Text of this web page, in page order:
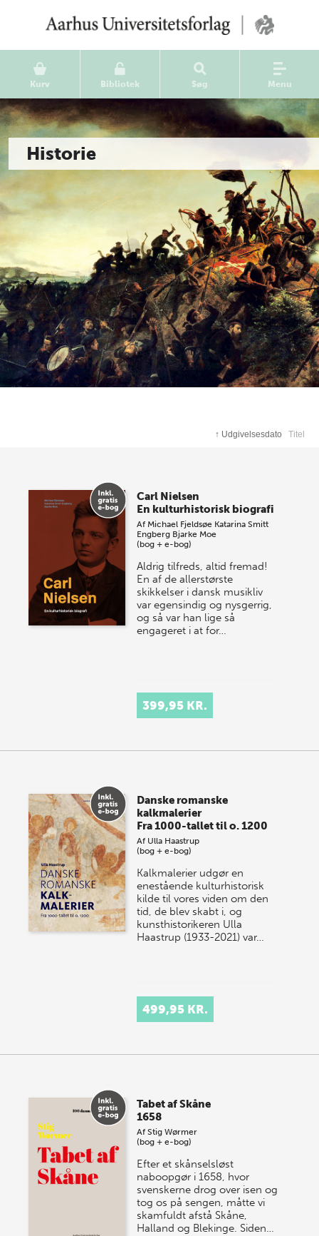
Kurv Bibliotek Søg Menu
Historie
↑ Udgivelsesdato Titel
Carl Nielsen
En kulturhistorisk biografi
Af Michael Fjeldsøe Katarina Smitt
Engberg Bjarke Moe
(bog + e-bog)
Aldrig tilfreds, altid fremad!
En af de allerstørste
skikkelser i dansk musikliv
var egensindig og nysgerrig,
og så var han lige så
engageret i at for…
399,95 KR.
Danske romanske
kalkmalerier
Fra 1000-tallet til o. 1200
Af Ulla Haastrup
(bog + e-bog)
Kalkmalerier udgør en
enestående kulturhistorisk
kilde til vores viden om den
tid, de blev skabt i, og
kunsthistorikeren Ulla
Haastrup (1933-2021) var…
499,95 KR.
Tabet af Skåne
1658
AfStig Wørmer
(bog + e-bog)
Efter et skånselsløst
naboopgør i 1658, hvor
svenskerne drog over isen og
tog os på sengen, måtte vi
skamfuldt afstå Skåne,
Halland og Blekinge. Siden…